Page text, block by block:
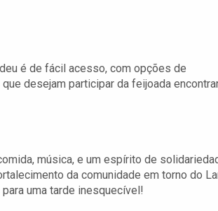
é de fácil acesso, com opções de
desejam participar da feijoada
música, e um espírito de
da comunidade em torno do
uma tarde inesquecível!